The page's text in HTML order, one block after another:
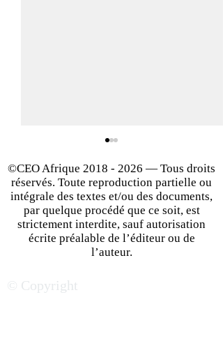
L’Afrique centrale se veut
d’opportunités
©CEO Afrique 2018 - 2026 — Tous droits
réservés. Toute reproduction partielle ou
intégrale des textes et/ou des documents,
par quelque procédé que ce soit, est
strictement interdite, sauf autorisation
écrite préalable de l’éditeur ou de
l’auteur.
© Copyright